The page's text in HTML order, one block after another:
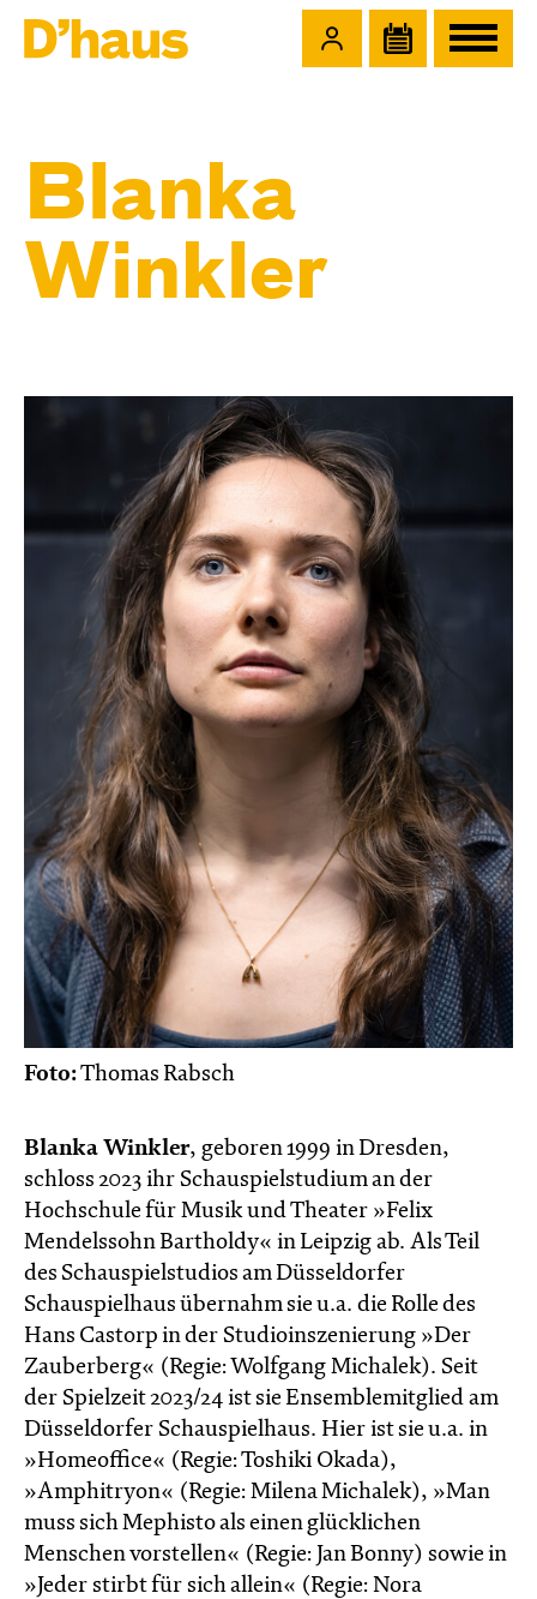
Blanka
Winkler
Foto:Thomas Rabsch
Blanka Winkler, geboren 1999 in Dresden,
schloss 2023 ihr Schauspielstudium an der
Hochschule für Musik und Theater »Felix
Mendelssohn Bartholdy« in Leipzig ab. Als Teil
des Schauspielstudios am Düsseldorfer
Schauspielhaus übernahm sie u.a. die Rolle des
Hans Castorp in der Studioinszenierung »Der
Zauberberg« (Regie: Wolfgang Michalek). Seit
der Spielzeit 2023/24 ist sie Ensemblemitglied am
Düsseldorfer Schauspielhaus. Hier ist sie u.a. in
»Homeoffice« (Regie: Toshiki Okada),
»Amphitryon« (Regie: Milena Michalek), »Man
muss sich Mephisto als einen glück­lichen
Menschen vorstellen« (Regie: Jan Bonny) sowie in
»Jeder stirbt für sich allein« (Regie: Nora